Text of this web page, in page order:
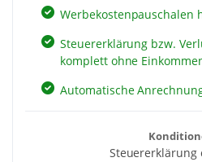
Werbekostenpauschalen
Steuererklärung bzw.
komplett ohne
Automatische
Steuererklärung